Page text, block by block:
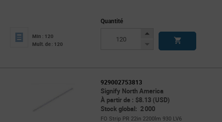
Min : 120
Mult. de : 120
Quantité
Increase
Decrease
929002753813
Signify North America
À partir de : $8.13 (USD)
Stock global: 2 000
FO Strip PR 22in 2200lm 930 LV6